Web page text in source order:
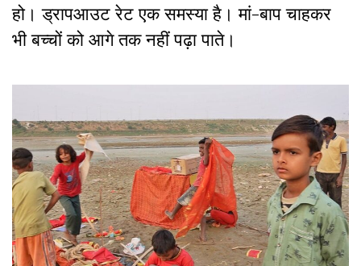
हो। ड्रापआउट रेट एक समस्या है। मां-बाप चाहकर
भी बच्चों को आगे तक नहीं पढ़ा पाते।